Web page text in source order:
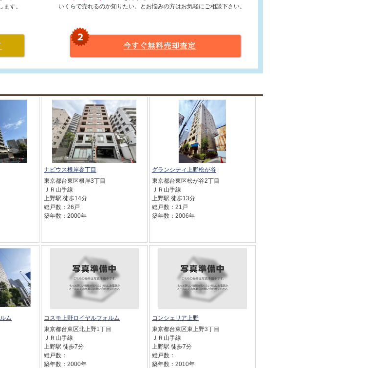
す。
いくらで売れるのか知りたい。とお悩みの方はお気軽にご相談下さい。
ナビウス根岸参丁目
東京都台東区根岸3丁目
ＪＲ山手線
上野駅 徒歩14分
総戸数：26戸
築年数：2000年
グランシティ上野松が谷
東京都台東区松が谷2丁目
ＪＲ山手線
上野駅 徒歩13分
総戸数：21戸
築年数：2006年
ム
コスモ上野ロイヤルフォルム
東京都台東区北上野1丁目
ＪＲ山手線
上野駅 徒歩7分
総戸数：
築年数：2000年
コンシェリア上野
東京都台東区東上野3丁目
ＪＲ山手線
上野駅 徒歩7分
総戸数：
築年数：2010年